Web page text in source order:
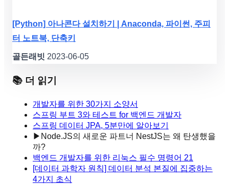
[Python] 아나콘다 설치하기 | Anaconda, 파이썬, 주피
터 노트북, 단축키
골든래빗 2023-06-05
📚 더 읽기
개발자를 위한 30가지 소양서
스프링 부트 3와 테스트 for 백엔드 개발자
스프링 데이터 JPA, 5분만에 알아보기
▶ Node.JS의 새로운 파트너 NestJS는 왜 탄생했을
까?
백엔드 개발자를 위한 리눅스 필수 명령어 21
[데이터 과학자 원칙] 데이터 분석 본질에 집중하는
4가지 초식